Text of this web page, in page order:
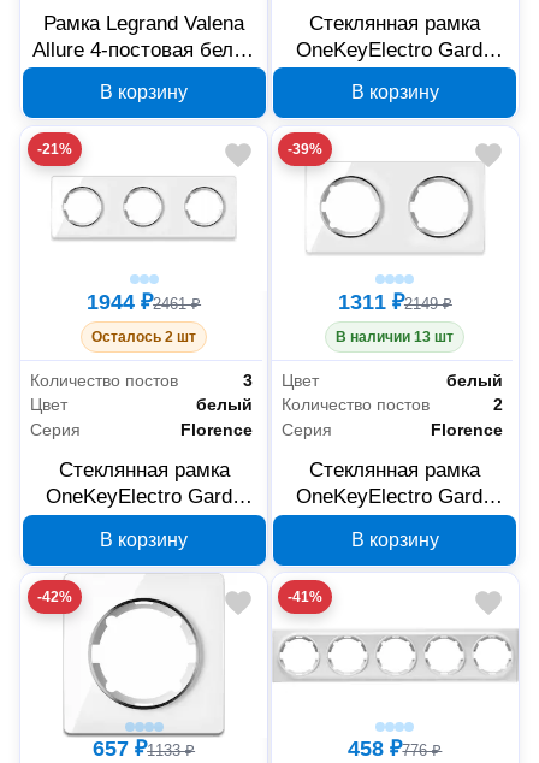
Рамка Legrand Valena
Allure 4-постовая белая
В корзину
Стеклянная рамка
OneKeyElectro Garda
2234927
В корзину
-21%
1944 ₽2461 ₽
Осталось 2 шт
Количество постов
3
Цвет
белый
Серия
Florence
Стеклянная рамка
OneKeyElectro Garda
2234926
В корзину
-39%
1311 ₽2149 ₽
В наличии 13 шт
Цвет
белый
Количество постов
2
Серия
Florence
Стеклянная рамка
OneKeyElectro Garda
2234925
В корзину
-42%
657 ₽1133 ₽
-41%
458 ₽776 ₽